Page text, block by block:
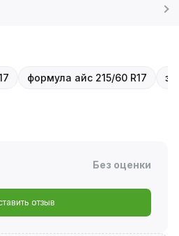
формула айс 215/60 R17
Без оценки
отзыв